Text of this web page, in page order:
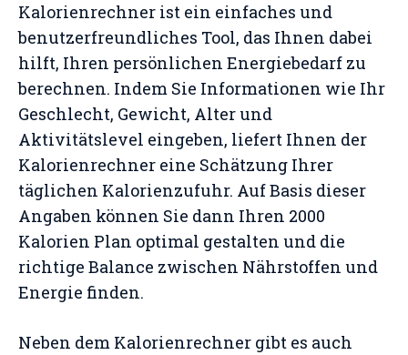
Kalorienrechner ist ein einfaches und
benutzerfreundliches Tool, das Ihnen dabei
hilft, Ihren persönlichen Energiebedarf zu
berechnen. Indem Sie Informationen wie Ihr
Geschlecht, Gewicht, Alter und
Aktivitätslevel eingeben, liefert Ihnen der
Kalorienrechner eine Schätzung Ihrer
täglichen Kalorienzufuhr. Auf Basis dieser
Angaben können Sie dann Ihren 2000
Kalorien Plan optimal gestalten und die
richtige Balance zwischen Nährstoffen und
Energie finden.
Neben dem Kalorienrechner gibt es auch